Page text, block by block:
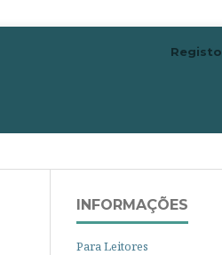
Registo
INFORMAÇÕES
Para Leitores